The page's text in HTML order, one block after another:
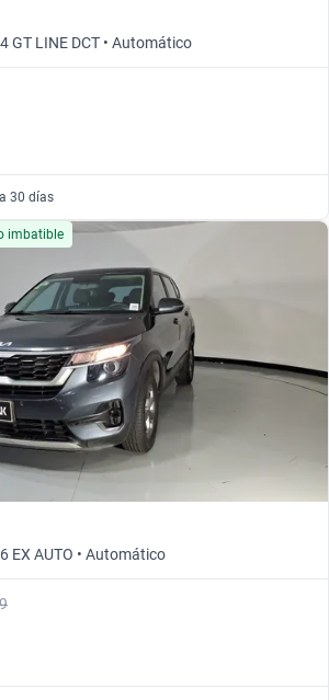
GT LINE DCT • Automático
30 días
imbatible
EX AUTO • Automático